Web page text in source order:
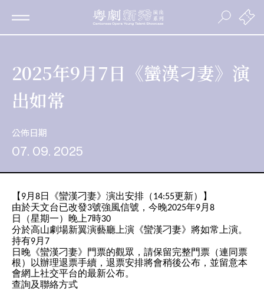
2025年9月7日《蠻漢刁妻》演
出如常
公佈日期
07. 09. 2025
【 9月 8日《蠻漢刁妻》演出安排（14:55更新）】
由於天文台已改發3號強風信號，今晚2025年9月 8
日（星期一）晚上7時30
分於高山劇場新翼演藝廳上演《蠻漢刁妻》將如常上演。
持有9月 7
日晚《蠻漢刁妻》門票的觀眾，請保留完整門票（連同票
根）以辦理退票手續，退票安排將會稍後公布，並留意本
會網上社交平台的最新公布。
查詢及聯絡方式